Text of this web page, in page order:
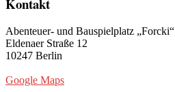
Abenteuer- und Bauspielplatz „Forcki“
Eldenaer Straße 12
10247 Berlin
Google Maps